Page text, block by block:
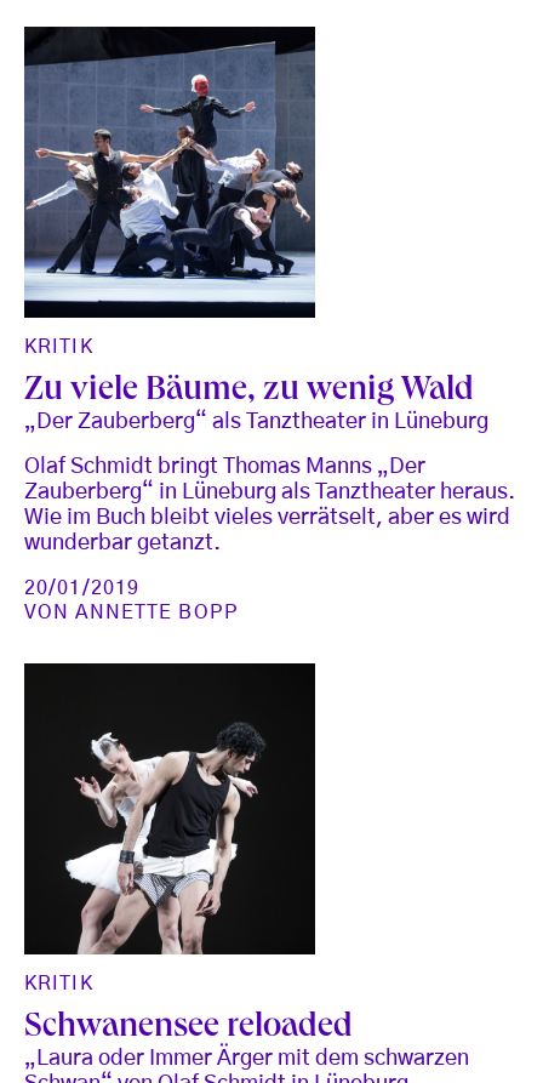
KRITIK
Zu viele Bäume, zu wenig Wald
„Der Zauberberg“ als Tanztheater in Lüneburg
Olaf Schmidt bringt Thomas Manns „Der
Zauberberg“ in Lüneburg als Tanztheater heraus.
Wie im Buch bleibt vieles verrätselt, aber es wird
wunderbar getanzt.
20/01/2019
VONANNETTE BOPP
KRITIK
Schwanensee reloaded
„Laura oder Immer Ärger mit dem schwarzen